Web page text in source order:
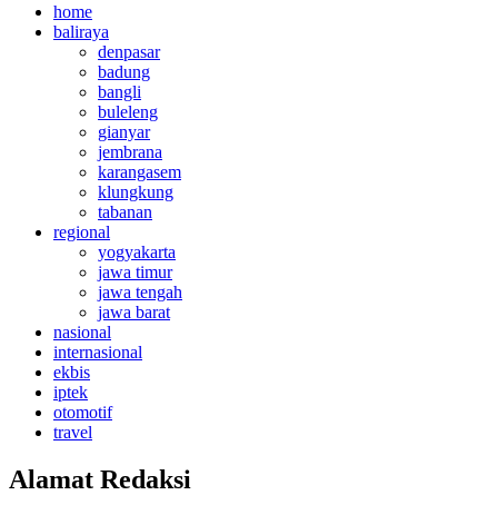
home
baliraya
denpasar
badung
bangli
buleleng
gianyar
jembrana
karangasem
klungkung
tabanan
regional
yogyakarta
jawa timur
jawa tengah
jawa barat
nasional
internasional
ekbis
iptek
otomotif
travel
Alamat Redaksi